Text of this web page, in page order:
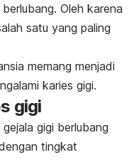
Oleh karena
satu yang paling
memang menjadi
karies gigi.
gigi
gigi berlubang
tingkat